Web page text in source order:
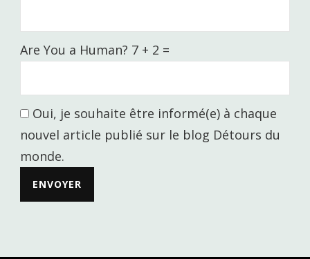
Are You a Human? 7 + 2 =
Oui, je souhaite être informé(e) à chaque
nouvel article publié sur le blog Détours du
monde.